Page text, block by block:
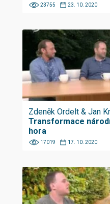
23755 23. 10. 2020
Zdeněk Ordelt & Jan
Transformace
hora
17019 17. 10. 2020